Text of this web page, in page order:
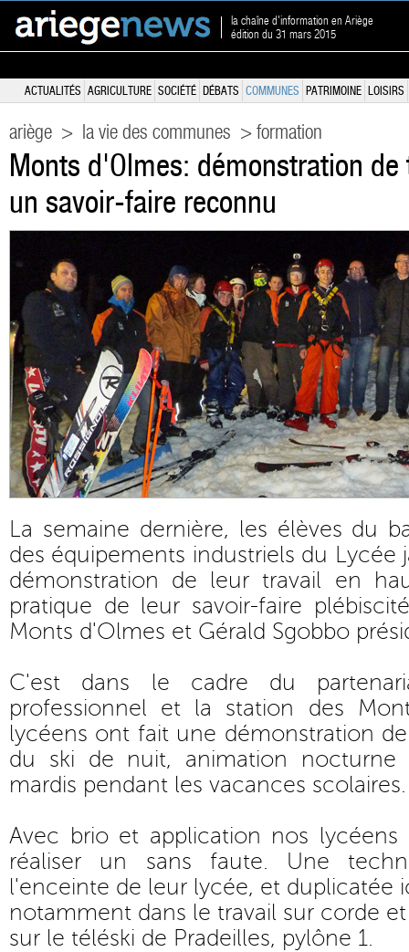
la chaîne d'information en Ariège
édition du 31 mars 2015
ACTUALITÉS AGRICULTURE SOCIÉTÉ DÉBATS COMMUNES PATRIMOINE LOISIRS
ariège > la vie des communes > formation
Monts d'Olmes: démonstration
un savoir-faire reconnu
La semaine dernière, les élèves du
des équipements industriels du Lycée
démonstration de leur travail en
pratique de leur savoir-faire
Monts d'Olmes et Gérald Sgobbo
C'est dans le cadre du
professionnel et la station des
lycéens ont fait une démonstration
du ski de nuit, animation
mardis pendant les vacances scolaires.
Avec brio et application nos lycéens
réaliser un sans faute. Une
l'enceinte de leur lycée, et duplicatée
notamment dans le travail sur corde
sur le téléski de Pradeilles, pylône 1.